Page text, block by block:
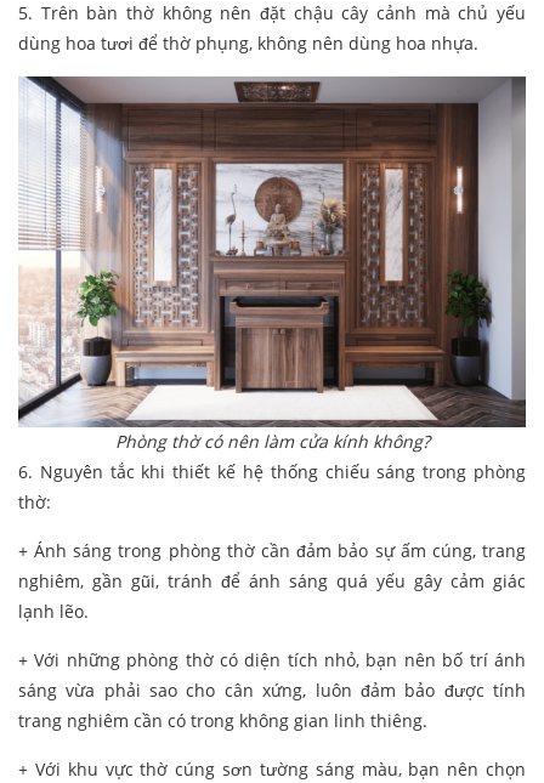
5. Trên bàn thờ không nên đặt chậu cây cảnh mà chủ yếu
dùng hoa tươi để thờ phụng, không nên dùng hoa nhựa.
Phòng thờ có nên làm cửa kính không?
6. Nguyên tắc khi thiết kế hệ thống chiếu sáng trong phòng
thờ:
+ Ánh sáng trong phòng thờ cần đảm bảo sự ấm cúng, trang
nghiêm, gần gũi, tránh để ánh sáng quá yếu gây cảm giác
lạnh lẽo.
+ Với những phòng thờ có diện tích nhỏ, bạn nên bố trí ánh
sáng vừa phải sao cho cân xứng, luôn đảm bảo được tính
trang nghiêm cần có trong không gian linh thiêng.
+ Với khu vực thờ cúng sơn tường sáng màu, bạn nên chọn